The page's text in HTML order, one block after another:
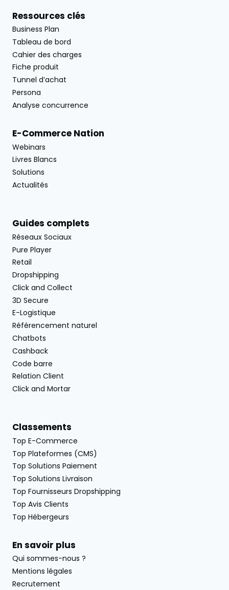
Ressources clés
Business Plan
Tableau de bord
Cahier des charges
Fiche produit
Tunnel d’achat
Persona
Analyse concurrence
E-Commerce Nation
Webinars
Livres Blancs
Solutions
Actualités
Guides complets
Réseaux Sociaux
Pure Player
Retail
Dropshipping
Click and Collect
3D Secure
E-Logistique
Référencement naturel
Chatbots
Cashback
Code barre
Relation Client
Click and Mortar
Classements
Top E-Commerce
Top Plateformes (CMS)
Top Solutions Paiement
Top Solutions Livraison
Top Fournisseurs Dropshipping
Top Avis Clients
Top Hébergeurs
En savoir plus
Qui sommes-nous ?
Mentions légales
Recrutement